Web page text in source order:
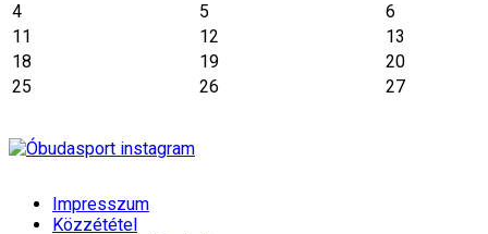
4 5
6
11
12
13
18
19
20
25
26 27
Impresszum
Közzététel